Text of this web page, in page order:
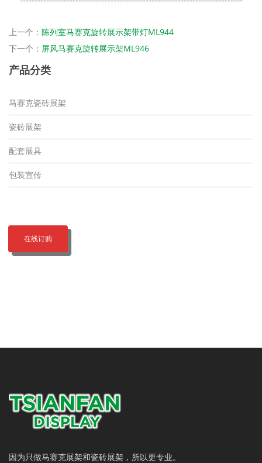
上一个： 陈列室马赛克旋转展示架带灯ML944
下一个： 屏风马赛克旋转展示架ML946
产品分类
马赛克瓷砖展架
瓷砖展架
配套展具
包装宣传
在线订购
因为只做马赛克展架和瓷砖展架，所以更专业。